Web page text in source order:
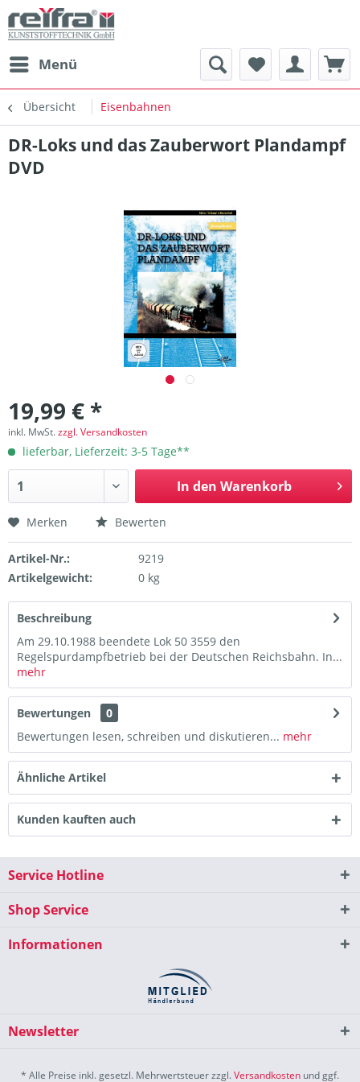
Menü
Übersicht Eisenbahnen
DR-Loks und das Zauberwort Plandampf
DVD
19,99 € *
inkl. MwSt.zzgl. Versandkosten
lieferbar, Lieferzeit: 3-5 Tage**
In den Warenkorb
Merken Bewerten
Artikel-Nr.:
9219
Artikelgewicht:
0 kg
Beschreibung
Am 29.10.1988 beendete Lok 50 3559 den
Regelspurdampfbetrieb bei der Deutschen Reichsbahn. In...
mehr
Bewertungen
0
Bewertungen lesen, schreiben und diskutieren... mehr
Ähnliche Artikel
Kunden kauften auch
Service Hotline
Shop Service
Informationen
Newsletter
* Alle Preise inkl. gesetzl. Mehrwertsteuer zzgl.Versandkosten und ggf.